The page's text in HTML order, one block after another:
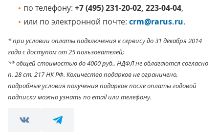
по телефону: +7 (495) 231-20-02, 223-04-04,
или по электронной почте: crm@rarus.ru.
* при условии оплаты подключения к сервису до 31 декабря 2014
года с доступом от 25 пользователей;
** общей стоимостью до 4000 руб., НДФЛ не облагаются согласно
п. 28 ст. 217 НК РФ. Количество подарков не ограничено,
подробные условия получения подарков после оплаты годовой
подписки можно узнать по email или телефону.